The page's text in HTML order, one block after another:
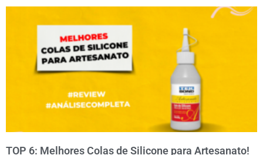
TOP 6: Melhores Colas de Silicone para Artesanato!